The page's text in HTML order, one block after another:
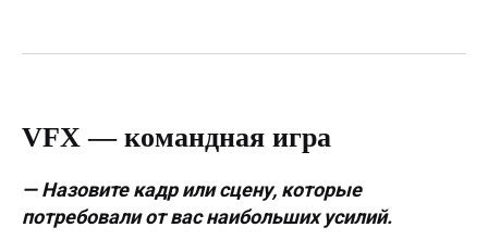
VFX — командная игра
— Назовите кадр или сцену, которые
потребовали от вас наибольших усилий.